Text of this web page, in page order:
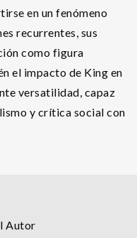
en un fenómeno
recurrentes, sus
como figura
el impacto de King en
versatilidad, capaz
y crítica social con
Autor